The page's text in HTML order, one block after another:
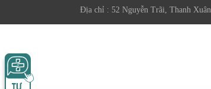
Địa chỉ : 52 Nguyễn Trãi, Thanh Xuân, Hà Nội